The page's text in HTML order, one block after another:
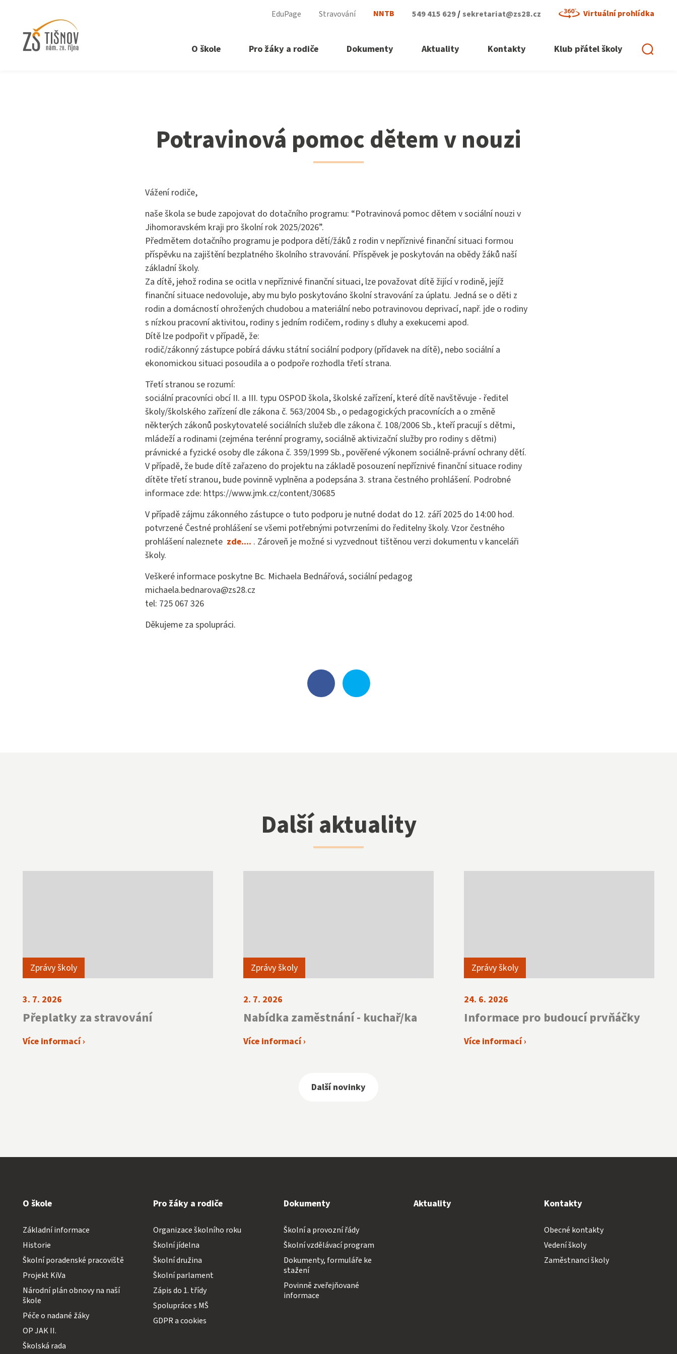
O škole Pro žáky a rodiče Dokumenty Aktuality Kontakty Klub přátel školy
EduPage Stravování NNTB 549 415 629/sekretariat@zs28.cz Virtuální prohlídka
Potravinová pomoc dětem v nouzi
Vážení rodiče,
naše škola se bude zapojovat do dotačního programu: “Potravinová pomoc dětem v sociální nouzi v
Jihomoravském kraji pro školní rok 2025/2026”.
Předmětem dotačního programu je podpora dětí/žáků z rodin v nepříznivé finanční situaci formou
příspěvku na zajištění bezplatného školního stravování. Příspěvek je poskytován na obědy žáků naší
základní školy.
Za dítě, jehož rodina se ocitla v nepříznivé finanční situaci, lze považovat dítě žijící v rodině, jejíž
finanční situace nedovoluje, aby mu bylo poskytováno školní stravování za úplatu. Jedná se o děti z
rodin a domácností ohrožených chudobou a materiální nebo potravinovou deprivací, např. jde o rodiny
s nízkou pracovní aktivitou, rodiny s jedním rodičem, rodiny s dluhy a exekucemi apod.
Dítě lze podpořit v případě, že:
rodič/zákonný zástupce pobírá dávku státní sociální podpory (přídavek na dítě), nebo sociální a
ekonomickou situaci posoudila a o podpoře rozhodla třetí strana.
Třetí stranou se rozumí:
sociální pracovníci obcí II. a III. typu OSPOD škola, školské zařízení, které dítě navštěvuje - ředitel
školy/školského zařízení dle zákona č. 563/2004 Sb., o pedagogických pracovnících a o změně
některých zákonů poskytovatelé sociálních služeb dle zákona č. 108/2006 Sb., kteří pracují s dětmi,
mládeží a rodinami (zejména terénní programy, sociálně aktivizační služby pro rodiny s dětmi)
právnické a fyzické osoby dle zákona č. 359/1999 Sb., pověřené výkonem sociálně-právní ochrany dětí.
V případě, že bude dítě zařazeno do projektu na základě posouzení nepříznivé finanční situace rodiny
dítěte třetí stranou, bude povinně vyplněna a podepsána 3. strana čestného prohlášení. Podrobné
informace zde: https://www.jmk.cz/content/30685
V případě zájmu zákonného zástupce o tuto podporu je nutné dodat do 12. září 2025 do 14:00 hod.
potvrzené Čestné prohlášení se všemi potřebnými potvrzeními do ředitelny školy. Vzor čestného
prohlášení naleznete zde.... . Zároveň je možné si vyzvednout tištěnou verzi dokumentu v kanceláři
školy.
Veškeré informace poskytne Bc. Michaela Bednářová, sociální pedagog
michaela.bednarova@zs28.cz
tel: 725 067 326
Děkujeme za spolupráci.
Další aktuality
Zprávy školy
3. 7. 2026
Přeplatky za stravování
Více informací ›
Zprávy školy
2. 7. 2026
Nabídka zaměstnání - kuchař/ka
Více informací ›
Zprávy školy
24. 6. 2026
Informace pro budoucí prvňáčky
Více informací ›
Další novinky
O škole
Základní informace
Historie
Školní poradenské pracoviště
Projekt KiVa
Národní plán obnovy na naší
škole
Péče o nadané žáky
OP JAK II.
Školská rada
Pro žáky a rodiče
Organizace školního roku
Školní jídelna
Školní družina
Školní parlament
Zápis do 1. třídy
Spolupráce s MŠ
GDPR a cookies
Dokumenty
Školní a provozní řády
Školní vzdělávací program
Dokumenty, formuláře ke
stažení
Povinně zveřejňované
informace
Aktuality Kontakty
Obecné kontakty
Vedení školy
Zaměstnanci školy